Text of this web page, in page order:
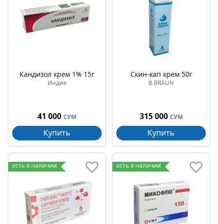
Кандизол крем 1% 15г
Индия
41 000 СУМ
Купить
Скин-кап крем 50г
B.BRAUN
315 000 СУМ
Купить
есть в наличии есть в наличии